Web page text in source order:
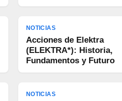
NOTICIAS
Acciones de Elektra
(ELEKTRA*): Historia,
Fundamentos y Futuro
NOTICIAS